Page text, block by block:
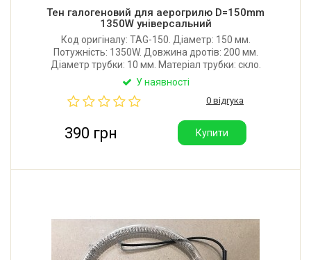
Тен галогеновий для аерогрилю D=150mm
1350W універсальний
Код оригіналу: TAG-150. Діаметр: 150 мм.
Потужність: 1350W. Довжина дротів: 200 мм.
Діаметр трубки: 10 мм. Матеріал трубки: скло.
Матеріал спіралі: фехраль. Підходить для всіх
діаметром 150 мм. Виробник: Туреччина.
У наявності
0 відгука
390 грн Купити